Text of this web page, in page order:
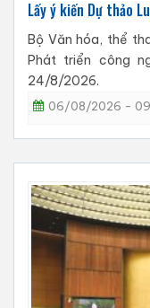
Lấy ý kiến Dự thảo
Bộ Văn hóa, thể
Phát triển công
24/8/2026.
06/08/2026 -